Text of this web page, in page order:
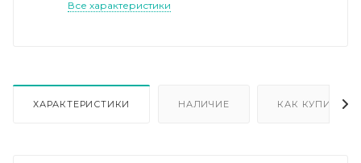
Все характеристики
ХАРАКТЕРИСТИКИ НАЛИЧИЕ КАК КУПИТЬ